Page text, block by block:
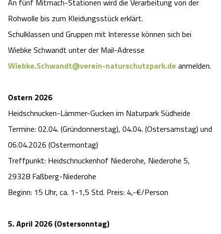
An fünf Mitmach-Stationen wird die Verarbeitung von der
Rohwolle bis zum Kleidungsstück erklärt.
Schulklassen und Gruppen mit Interesse können sich bei
Wiebke Schwandt unter der Mail-Adresse
Wiebke.Schwandt@verein-naturschutzpark.de anmelden.
Ostern 2026
Heidschnucken-Lämmer-Gucken im Naturpark Südheide
Termine: 02.04. (Gründonnerstag), 04.04. (Ostersamstag) und
06.04.2026 (Ostermontag)
Treffpunkt: Heidschnuckenhof Niederohe, Niederohe 5,
29328 Faßberg-Niederohe
Beginn: 15 Uhr, ca. 1-1,5 Std. Preis: 4,-€/Person
5. April 2026 (Ostersonntag)